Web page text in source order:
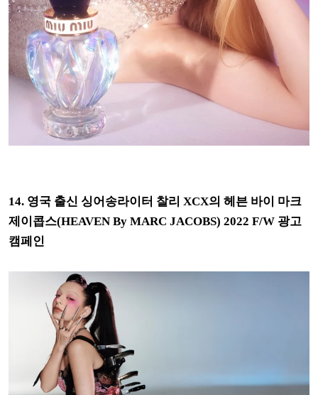
14. 영국 출신 싱어송라이터 찰리 XCX의 헤븐 바이 마크
제이콥스(HEAVEN By MARC JACOBS) 2022 F/W 광고
캠페인